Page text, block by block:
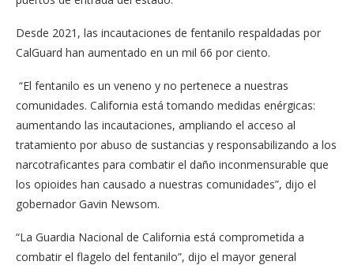
Desde 2021, las incautaciones de fentanilo respaldadas por
CalGuard han aumentado en un mil 66 por ciento.
“El fentanilo es un veneno y no pertenece a nuestras
comunidades. California está tomando medidas enérgicas:
aumentando las incautaciones, ampliando el acceso al
tratamiento por abuso de sustancias y responsabilizando a los
narcotraficantes para combatir el daño inconmensurable que
los opioides han causado a nuestras comunidades”, dijo el
gobernador Gavin Newsom.
“La Guardia Nacional de California está comprometida a
combatir el flagelo del fentanilo”, dijo el mayor general